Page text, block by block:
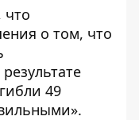
что
о том, что
49